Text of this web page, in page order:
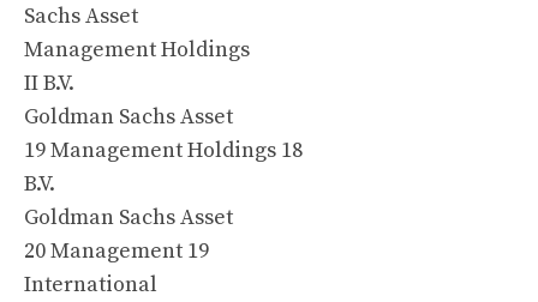
Sachs Asset
Management Holdings
II B.V.
Goldman Sachs Asset
19 Management Holdings 18
B.V.
Goldman Sachs Asset
20 Management 19
International